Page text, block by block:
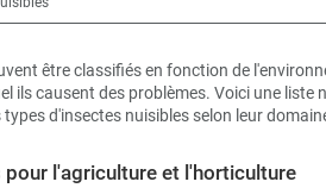
être classifiés en fonction de
ils causent des problèmes. Voici une liste
d'insectes nuisibles selon leur
l'agriculture et l'horticulture